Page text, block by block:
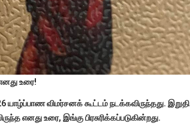
உரை!
யாழ்ப்பாண விமர்சனக் கூட்டம் நடக்கவிருந்தது. இறுதி
எனது உரை, இங்கு பிரசுரிக்கப்படுகின்றது.